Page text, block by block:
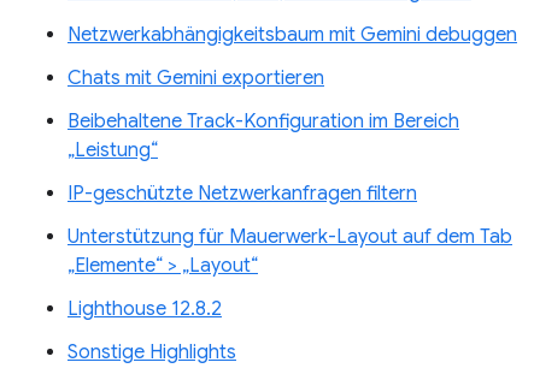
Netzwerkabhängigkeitsbaum mit Gemini debuggen
Chats mit Gemini exportieren
Beibehaltene Track-Konfiguration im Bereich
„Leistung“
IP-geschützte Netzwerkanfragen filtern
Unterstützung für Mauerwerk-Layout auf dem Tab
„Elemente“ > „Layout“
Lighthouse 12.8.2
Sonstige Highlights